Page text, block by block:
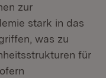
zur
stark in das
was zu
für